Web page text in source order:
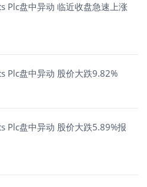
Plc盘中异动 临近收盘急速上涨
Plc盘中异动 股价大跌9.82%
Plc盘中异动 股价大跌5.89%报